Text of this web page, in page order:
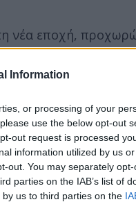
Information
or processing of your
use the below opt-out
out request is processed
information utilized by us
out. You may separately
parties on the IAB’s list of
us to third parties on the
νέα εποχή,
«κιτρινομπλέ»
είχε αγωνιστεί ως
χρέη αθλητικού
οι Αρκάδες
Αντωνόπουλος.
Τρίπολη και